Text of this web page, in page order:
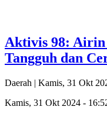
Aktivis 98: Airin
Tangguh dan
Daerah | Kamis, 31 Okt
Kamis, 31 Okt 2024 -